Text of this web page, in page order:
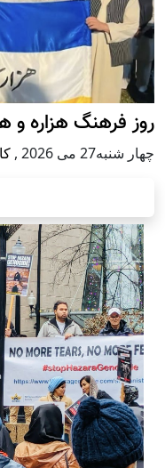
روز فرهنگ هزاره و
چهار شنبه27 می 2026 ,